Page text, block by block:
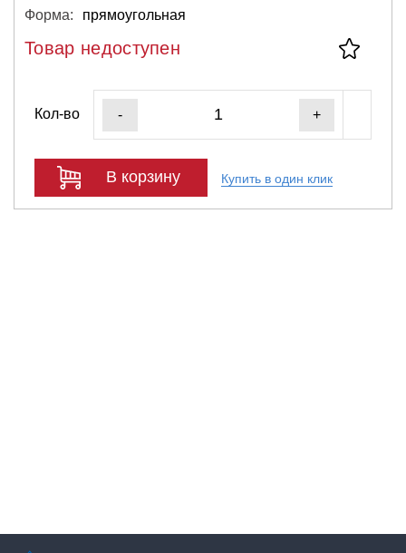
Форма:
прямоугольная
Товар недоступен
Кол-во - +
В корзину Купить в один клик